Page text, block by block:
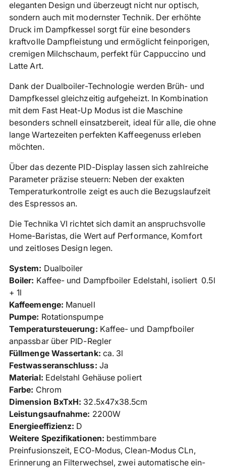
Warenkorb
legen
eleganten Design und überzeugt nicht nur optisch,
sondern auch mit modernster Technik. Der erhöhte
Druck im Dampfkessel sorgt für eine besonders
kraftvolle Dampfleistung und ermöglicht feinporigen,
cremigen Milchschaum, perfekt für Cappuccino und
Latte Art.
Dank der Dualboiler-Technologie werden Brüh- und
Dampfkessel gleichzeitig aufgeheizt. In Kombination
mit dem Fast Heat-Up Modus ist die Maschine
besonders schnell einsatzbereit, ideal für alle, die ohne
lange Wartezeiten perfekten Kaffeegenuss erleben
möchten.
Über das dezente PID-Display lassen sich zahlreiche
Parameter präzise steuern: Neben der exakten
Temperaturkontrolle zeigt es auch die Bezugslaufzeit
des Espressos an.
Die Technika VI richtet sich damit an anspruchsvolle
Home-Baristas, die Wert auf Performance, Komfort
und zeitloses Design legen.
System: Dualboiler
Boiler: Kaffee- und Dampfboiler Edelstahl, isoliert 0.5l
+ 1l
Kaffeemenge: Manuell
Pumpe: Rotationspumpe
Temperatursteuerung: Kaffee- und Dampfboiler
anpassbar über PID-Regler
Füllmenge Wassertank: ca. 3l
Festwasseranschluss: Ja
Material: Edelstahl Gehäuse poliert
Farbe: Chrom
Dimension BxTxH: 32.5x47x38.5cm
Leistungsaufnahme: 2200W
Energieeffizienz: D
Weitere Spezifikationen: bestimmbare
Preinfusionszeit, ECO-Modus, Clean-Modus CLn,
Erinnerung an Filterwechsel, zwei automatische ein-